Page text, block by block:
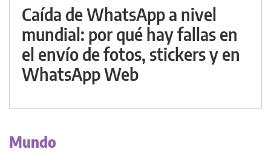
Caída de WhatsApp a nivel
mundial: por qué hay fallas en
el envío de fotos, stickers y en
WhatsApp Web
Mundo